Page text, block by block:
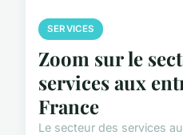
SERVICES
Zoom sur le
services aux
France
Le secteur des services